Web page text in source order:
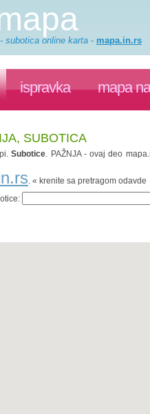
subotica online karta - mapa.in.rs
ispravka mapa
SUBOTICA
Subotice. PAŽNJA - ovaj deo
. « krenite sa pretragom odavde